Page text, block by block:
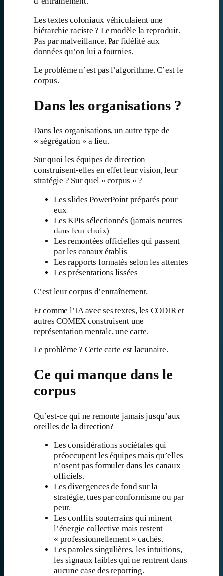
Les textes coloniaux véhiculaient une
hiérarchie raciste ? Le modèle la reproduit.
Pas par malveillance. Par fidélité aux
données qu’on lui a fournies.
Le problème n’est pas l’algorithme. C’est le
corpus.
Dans les organisations ?
Dans les organisations, un autre type de
« ségrégation » a lieu.
Sur quoi les équipes de direction
construisent-elles en effet leur vision, leur
stratégie ? Sur quel « corpus » ?
Les slides PowerPoint préparés pour
eux
Les KPIs sélectionnés (jamais neutres
dans leur choix)
Les remontées officielles qui passent
par les canaux établis
Les rapports formatés selon les attentes
Les présentations lissées
C’est leur corpus d’entraînement.
Et comme l’IA avec ses textes, les CODIR et
autres COMEX construisent une
représentation mentale, une carte.
Le problème ? Cette carte est lacunaire.
Ce qui manque dans le
corpus
Qu’est-ce qui ne remonte jamais jusqu’aux
oreilles de la direction?
Les considérations sociétales qui
préoccupent les équipes mais qu’elles
n’osent pas formuler dans les canaux
officiels.
Les divergences de fond sur la
stratégie, tues par conformisme ou par
peur.
Les conflits souterrains qui minent
l’énergie collective mais restent
« professionnellement » cachés.
Les paroles singulières, les intuitions,
les signaux faibles qui ne rentrent dans
aucune case des reporting.